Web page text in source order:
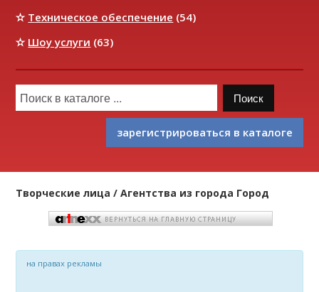
✫ Техническое обеспечение (54)
✫ Шоу услуги (63)
зарегистрироваться в каталоге
Творческие лица / Агентства из города Город
на правах рекламы